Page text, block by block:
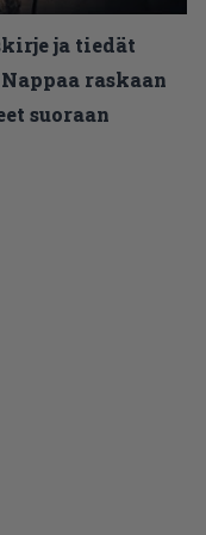
ja tiedät
raskaan
suoraan